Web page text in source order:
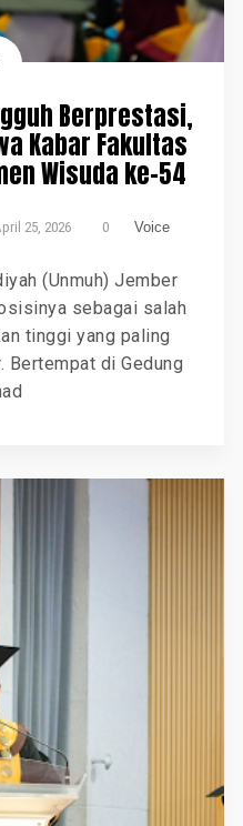
Berprestasi,
Kabar Fakultas
Wisuda ke-54
25, 2026 0 Voice
(Unmuh) Jember
sebagai salah
tinggi yang paling
di Gedung